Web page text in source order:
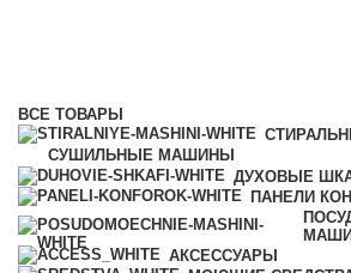
ВСЕ ТОВАРЫ
СУШИЛЬНЫЕ МАШИНЫ
ДУХОВЫЕ
ПАНЕЛИ
АКСЕССУАРЫ